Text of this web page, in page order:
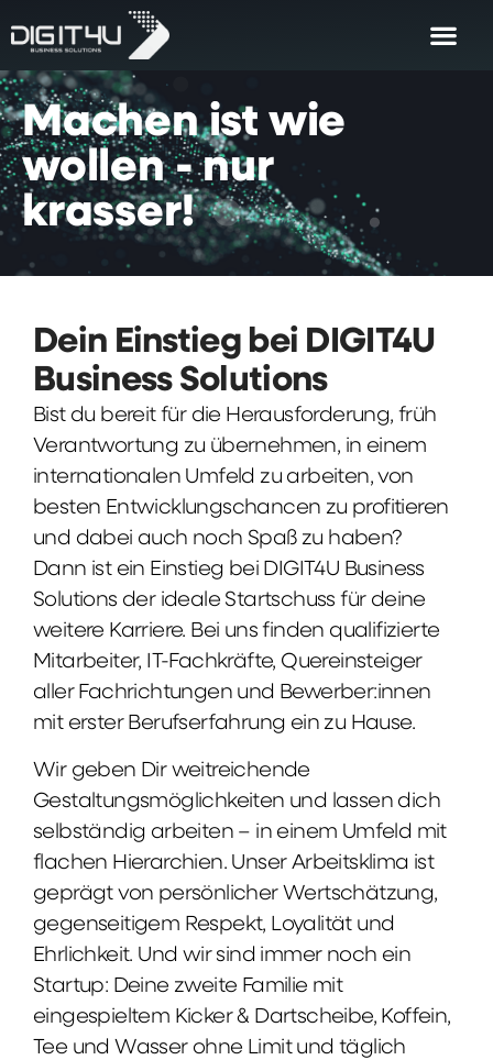
Machen ist wie
wollen - nur
krasser!
Dein Einstieg bei DIGIT4U
Business Solutions
Bist du bereit für die Herausforderung, früh
Verantwortung zu übernehmen, in einem
internationalen Umfeld zu arbeiten, von
besten Entwicklungschancen zu profitieren
und dabei auch noch Spaß zu haben?
Dann ist ein Einstieg bei DIGIT4U Business
Solutions der ideale Startschuss für deine
weitere Karriere. Bei uns finden qualifizierte
Mitarbeiter, IT-Fachkräfte, Quereinsteiger
aller Fachrichtungen und Bewerber:innen
mit erster Berufserfahrung ein zu Hause.
Wir geben Dir weitreichende
Gestaltungsmöglichkeiten und lassen dich
selbständig arbeiten – in einem Umfeld mit
flachen Hierarchien. Unser Arbeitsklima ist
geprägt von persönlicher Wertschätzung,
gegenseitigem Respekt, Loyalität und
Ehrlichkeit. Und wir sind immer noch ein
Startup: Deine zweite Familie mit
eingespieltem Kicker & Dartscheibe, Koffein,
Tee und Wasser ohne Limit und täglich